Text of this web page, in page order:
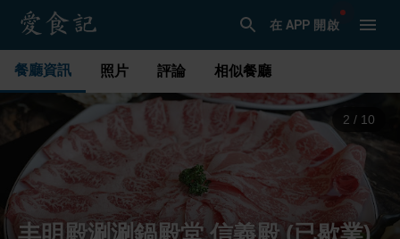
在 APP 開啟
餐廳資訊 照片 評論 相似餐廳
3 / 10
丰明殿涮涮鍋殿堂 信義殿 (已歇業)